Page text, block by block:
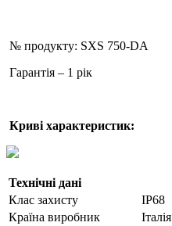
№ продукту: SXS 750-DA
Гарантія – 1 рік
Криві характеристик:
Технічні дані
Клас захисту
IP68
Країна виробник
Італія